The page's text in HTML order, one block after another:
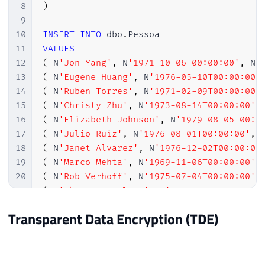
8
9
10
11
12
13
14
15
16
17
18
19
20
21
23
)
INSERT INTO dbo .
VALUES
(
N 'Jon Yang' , N '1971-10-06T00:00:00' , N
(
N 'Eugene Huang' , N '1976-05-10T00:00:00'
(
N 'Ruben Torres' , N '1971-02-09T00:00:00'
(
N 'Christy Zhu' , N '1973-08-14T00:00:00'
(
N 'Elizabeth Johnson' , N '1979-08-
(
N 'Julio Ruiz' , N '1976-08-01T00:00:00' ,
(
N 'Janet Alvarez' , N '1976-12-
(
N 'Marco Mehta' , N '1969-11-06T00:00:00'
(
N 'Rob Verhoff' , N '1975-07-04T00:00:00'
( N'Shannon Carlson', N'1969-09-
( N'Curtis Lu' , N'1969-05-03T00:00:00'
Transparent Data Encryption (TDE)